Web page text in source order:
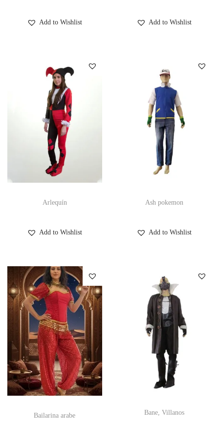
Add to Wishlist Add to Wishlist
Arlequín
Add to Wishlist
Ash pokemon
Add to Wishlist
Bailarina arabe Bane, Villanos